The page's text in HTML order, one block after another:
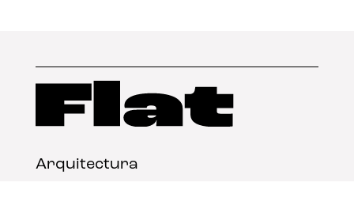
Arquitectura